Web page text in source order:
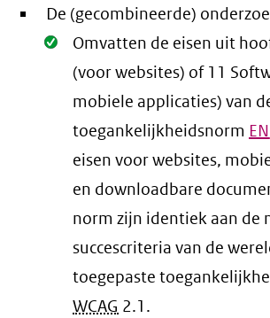
De (gecombineerde)
Oké.
Omvatten de eisen uit
(voor websites) of 11
mobiele applicaties) van
toegankelijkheidsnorm EN
eisen voor websites,
en downloadbare
norm zijn identiek aan de
succescriteria van de
toegepaste
WCAG 2.1 .